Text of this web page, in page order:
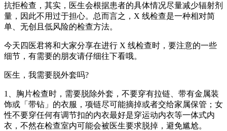
抗拒检查，其实，医生会根据患者的具体情况尽量减少辐射剂
量，因此不用过于担心。总而言之，X 线检查是一种相对简
单、无创且低风险的检查方法。
今天四医君将和大家分享在进行 X 线检查时，要注意的一些
细节，有需要的朋友请仔细往下看哦。
医生，我需要脱外套吗?
1、胸片检查时，需要脱除外套，不要穿有拉链、带有金属装
饰或「带钻」的衣服，项链尽可能摘掉或者交给家属保管；女
性不要穿任何有调节扣的内衣最好是穿运动内衣等一体式内
衣，不然在检查室内可能会被医生要求脱掉，避免尴尬。